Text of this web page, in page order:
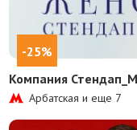
-25%
Компания
Арбатская и еще 7